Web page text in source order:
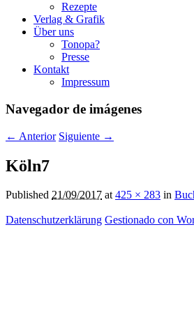
Rezepte
Verlag & Grafik
Über uns
Tonopa?
Presse
Kontakt
Impressum
Navegador de imágenes
← Anterior Siguiente →
Köln7
Published 21/09/2017 at425 × 283 in
Datenschutzerklärung Gestionado con